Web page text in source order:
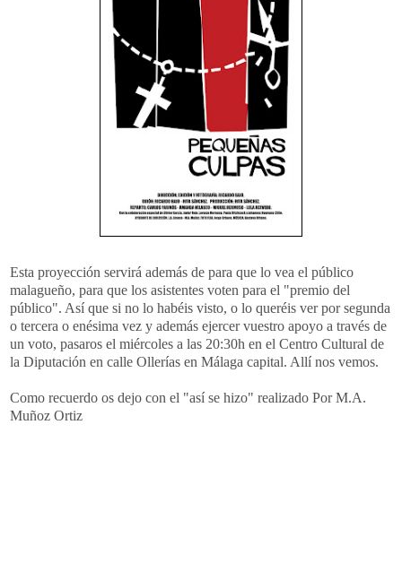
Esta proyección servirá además de para que lo vea el público
malagueño, para que los asistentes voten para el "premio del
público". Así que si no lo habéis visto, o lo queréis ver por segunda
o tercera o enésima vez y además ejercer vuestro apoyo a través de
un voto, pasaros el miércoles a las 20:30h en el Centro Cultural de
la Diputación en calle Ollerías en Málaga capital. Allí nos vemos.
Como recuerdo os dejo con el "así se hizo" realizado Por M.A.
Muñoz Ortiz